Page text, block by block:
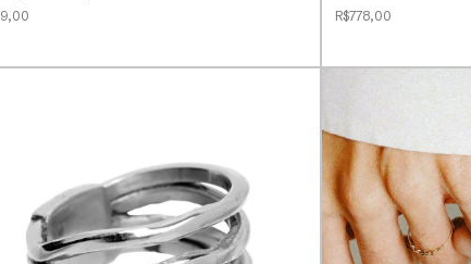
R$778,00